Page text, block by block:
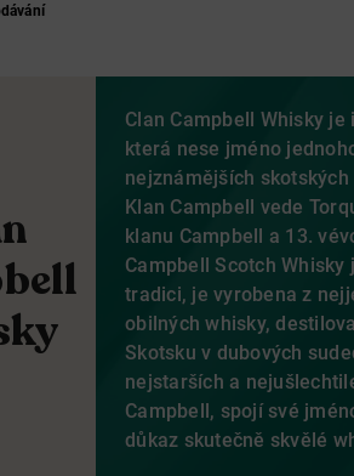
Clan Campbell Whisky
která nese jméno
nejznámějších
Klan Campbell vede
klanu Campbell a 13.
Campbell Scotch
tradici, je vyrobena z
obilných whisky,
Skotsku v dubových
nejstarších a
Campbell, spojí své
důkaz skutečně skvělé